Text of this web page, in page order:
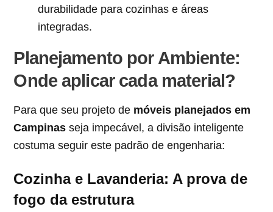
durabilidade para cozinhas e áreas
integradas.
Planejamento por Ambiente:
Onde aplicar cada material?
Para que seu projeto de móveis planejados em
Campinas seja impecável, a divisão inteligente
costuma seguir este padrão de engenharia:
Cozinha e Lavanderia: A prova de
fogo da estrutura